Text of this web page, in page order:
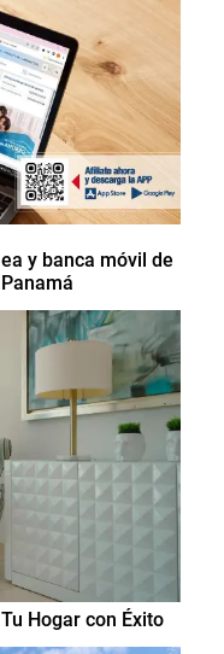
y banca móvil de
Hogar con Éxito